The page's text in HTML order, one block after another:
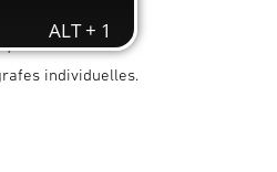
et sans fil.
individuelles.